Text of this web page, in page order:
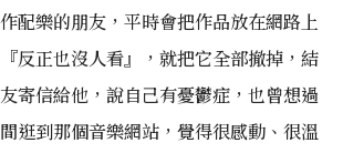
配樂的朋友，平時會把作品放在網路上
反正也沒人看』，就把它全部撤掉，結
寄信給他，說自己有憂鬱症，也曾想過
逛到那個音樂網站，覺得很感動、很溫